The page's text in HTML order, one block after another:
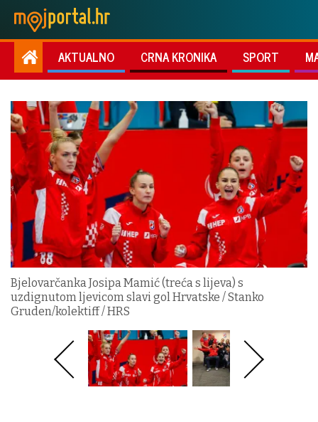
AKTUALNO CRNA KRONIKA SPORT
Bjelovarčanka Josipa Mamić (treća s lijeva) s
uzdignutom ljevicom slavi gol Hrvatske / Stanko
Gruden/kolektiff / HRS